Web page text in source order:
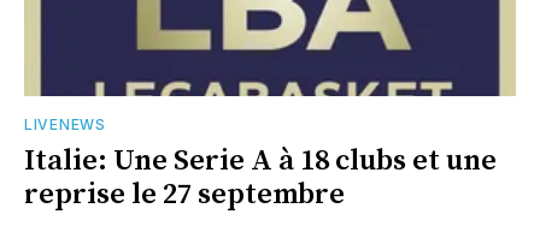
LIVENEWS
Italie: Une Serie A à 18 clubs et une
reprise le 27 septembre